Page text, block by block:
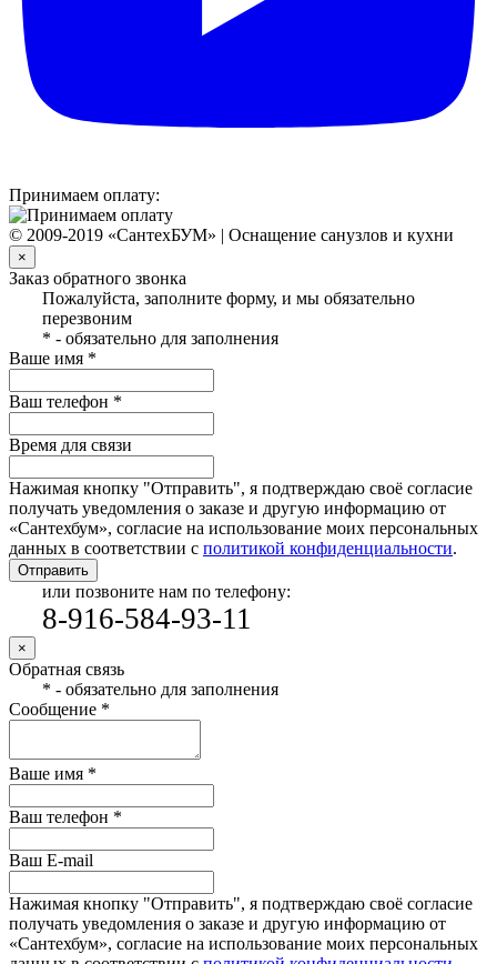
Принимаем оплату:
© 2009-2019 «СантехБУМ» | Оснащение санузлов и кухни
×
Заказ обратного звонка
Пожалуйста, заполните форму, и мы обязательно
перезвоним
* - обязательно для заполнения
Ваше имя *
Ваш телефон *
Время для связи
Нажимая кнопку "Отправить", я подтверждаю своё согласие
получать уведомления о заказе и другую информацию от
«Сантехбум», согласие на использование моих персональных
данных в соответствии с политикой конфиденциальности.
Отправить
или позвоните нам по телефону:
8-916-584-93-11
×
Обратная связь
* - обязательно для заполнения
Сообщение *
Ваше имя *
Ваш телефон *
Ваш E-mail
Нажимая кнопку "Отправить", я подтверждаю своё согласие
получать уведомления о заказе и другую информацию от
«Сантехбум», согласие на использование моих персональных